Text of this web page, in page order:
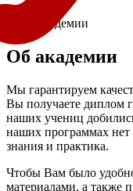
Об академии
Мы гарантируем
Вы получаете диплом
наших учениц
наших программах нет
знания и практика.
Чтобы Вам было
материалами, а также